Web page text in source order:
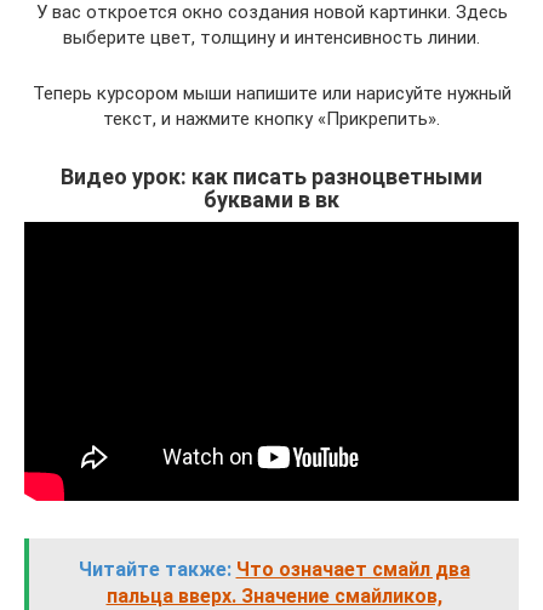
У вас откроется окно создания новой картинки. Здесь
выберите цвет, толщину и интенсивность линии.
Теперь курсором мыши напишите или нарисуйте нужный
текст, и нажмите кнопку «Прикрепить».
Видео урок: как писать разноцветными
буквами в вк
Читайте также: Что означает смайл два
пальца вверх. Значение смайликов,